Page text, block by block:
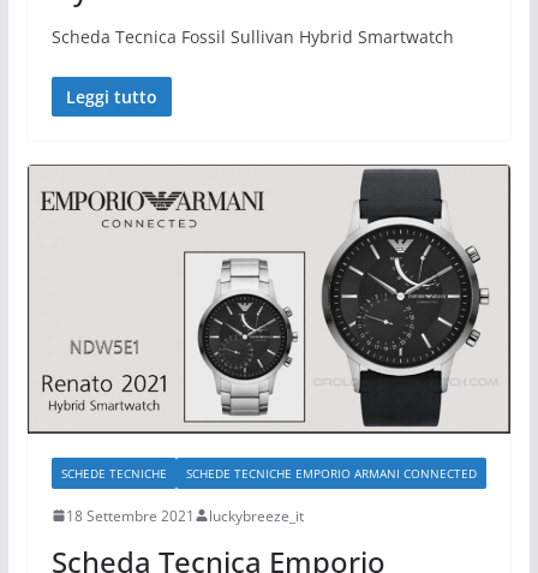
Scheda Tecnica Fossil Sullivan Hybrid Smartwatch
Leggi tutto
SCHEDE TECNICHE SCHEDE TECNICHE EMPORIO ARMANI CONNECTED
18 Settembre 2021 luckybreeze_it
Scheda Tecnica Emporio